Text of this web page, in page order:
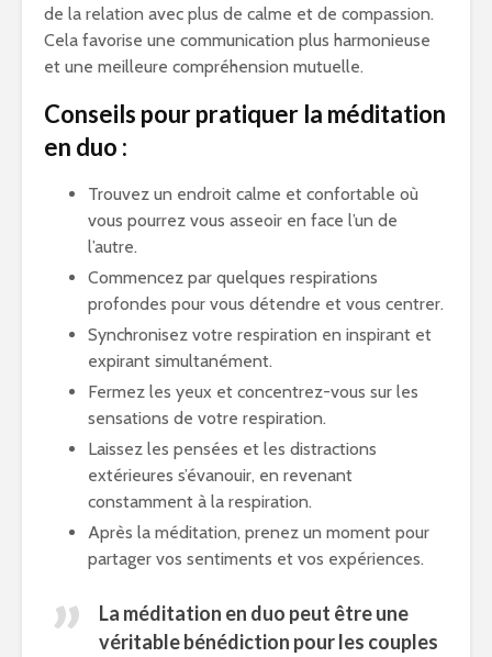
de la relation avec plus de calme et de compassion.
Cela favorise une communication plus harmonieuse
et une meilleure compréhension mutuelle.
Conseils pour pratiquer la méditation
en duo :
Trouvez un endroit calme et confortable où
vous pourrez vous asseoir en face l’un de
l’autre.
Commencez par quelques respirations
profondes pour vous détendre et vous centrer.
Synchronisez votre respiration en inspirant et
expirant simultanément.
Fermez les yeux et concentrez-vous sur les
sensations de votre respiration.
Laissez les pensées et les distractions
extérieures s’évanouir, en revenant
constamment à la respiration.
Après la méditation, prenez un moment pour
partager vos sentiments et vos expériences.
La méditation en duo peut être une
véritable bénédiction pour les couples